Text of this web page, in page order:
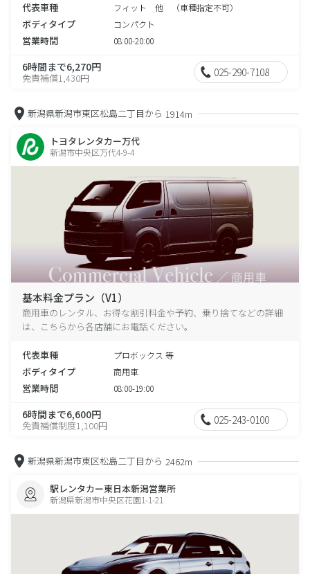
代表車種 フィット 他 （車種指定不可）
ボディタイプ コンパクト
営業時間 08:00-20:00
6時間まで6,270円
免責補償1,430円 025-290-7108
新潟県新潟市東区松島二丁目から 1914m
トヨタレンタカー万代
新潟市中央区万代4-9-4
基本料金プラン（V1）
商用車のレンタル、お得な割引料金や予約、乗り捨てなどの詳細
は、こちらから各店舗にお電話ください。
代表車種 プロボックス 等
ボディタイプ 商用車
営業時間 08:00-19:00
6時間まで6,600円
免責補償制度1,100円 025-243-0100
新潟県新潟市東区松島二丁目から 2462m
駅レンタカー東日本新潟営業所
新潟県新潟市中央区花園1-1-21